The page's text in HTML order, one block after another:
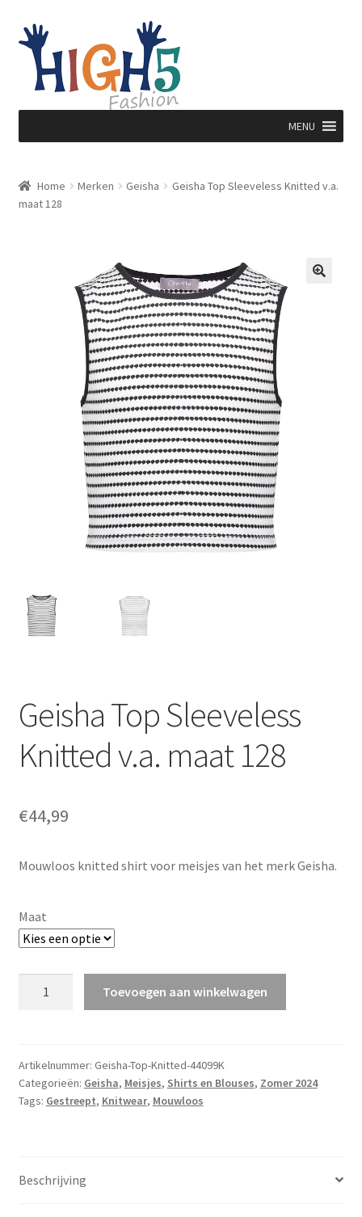
Ga
door
naar
navigatie
Ga
direct
naar
inhoud
MENU
Home Merken Geisha
Geisha Top Sleeveless Knitted v.a.
maat 128
Geisha Top Sleeveless
Knitted v.a. maat 128
€44,99
Mouwloos knitted shirt voor meisjes van het merk Geisha.
Maat
v.a.
maat
128
Toevoegen aan winkelwagen
Artikelnummer: Geisha-Top-Knitted-44099K
Categorieën: Geisha, Meisjes, Shirts en Blouses, Zomer 2024
Tags: Gestreept, Knitwear, Mouwloos
Beschrijving